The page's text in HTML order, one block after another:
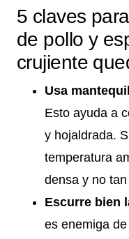
5 claves
de pollo y
crujiente
Usa
Esto ayuda a
y hojaldrada.
temperatura
densa y no
Escurre bien
es enemiga